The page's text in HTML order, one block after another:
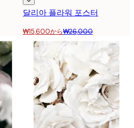
달리아 플라워 포스터
₩15,600から₩26,000